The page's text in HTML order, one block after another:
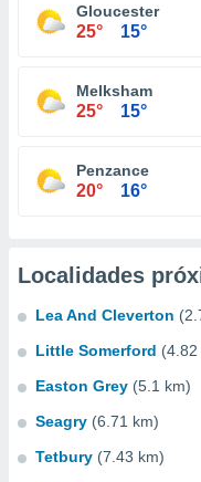
Gloucester
25° 15°
Melksham
25° 15°
Penzance
20° 16°
Localidades
Lea And Cleverton
Little Somerford (4.82
Easton Grey (5.1 km)
Seagry (6.71 km)
Tetbury (7.43 km)